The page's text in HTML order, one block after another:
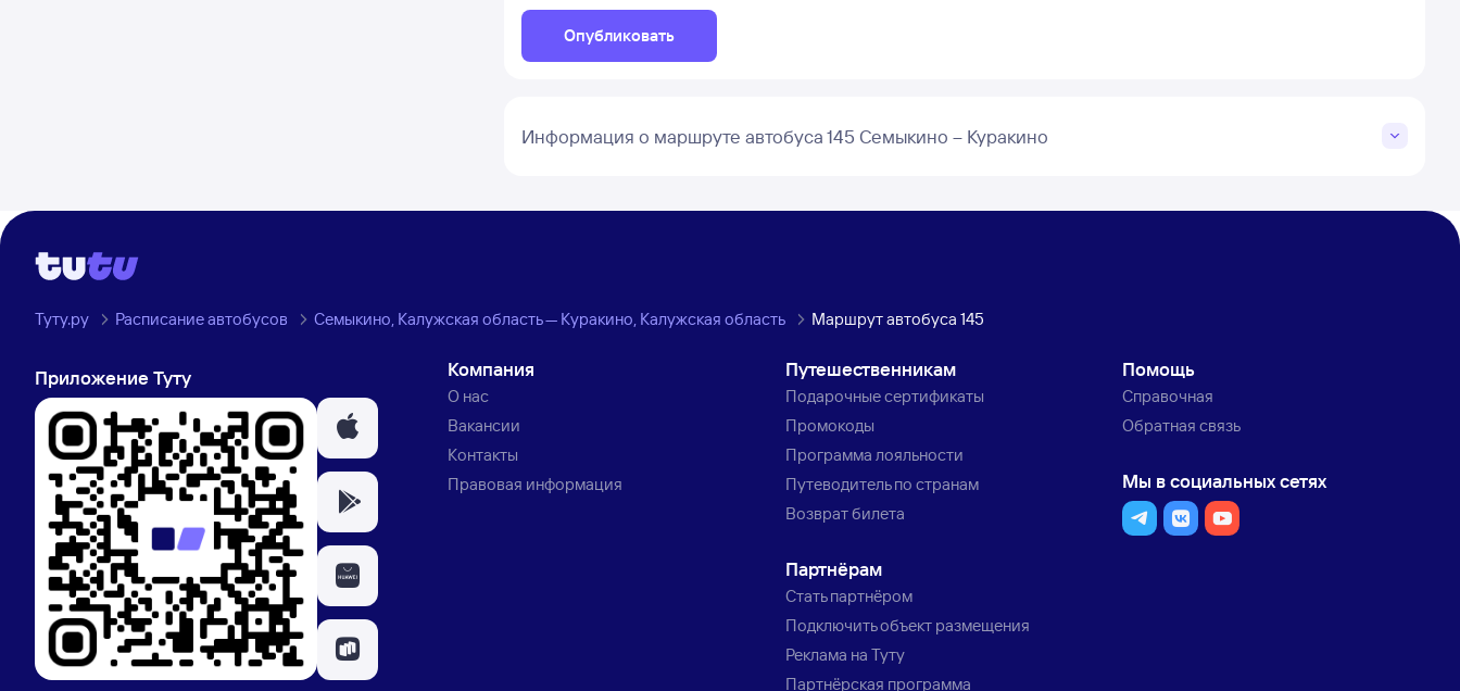
Опубликовать
Информация о маршруте автобуса 145 Семыкино – Куракино
Туту.ру Расписание автобусов Семыкино, Калужская область — Куракино, Калужская область Маршрут автобуса 145
Приложение Туту Компания
О нас
Вакансии
Контакты
Правовая информация
Путешественникам
Подарочные сертификаты
Промокоды
Программа лояльности
Путеводитель по странам
Возврат билета
Партнёрам
Стать партнёром
Подключить объект размещения
Реклама на Туту
Партнёрская программа
Помощь
Справочная
Обратная связь
Мы в социальных сетях